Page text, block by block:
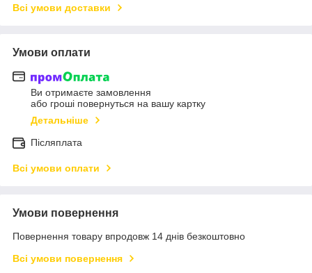
Всі умови доставки
Умови оплати
Ви отримаєте замовлення
або гроші повернуться на вашу картку
Детальніше
Післяплата
Всі умови оплати
Умови повернення
Повернення товару впродовж 14 днів безкоштовно
Всі умови повернення